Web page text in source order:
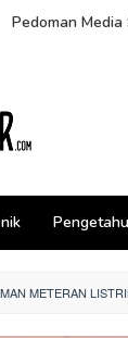
Pedoman Media
METERAN